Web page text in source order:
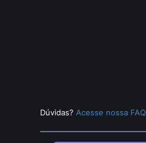
Dúvidas? Acesse nossa FAQ